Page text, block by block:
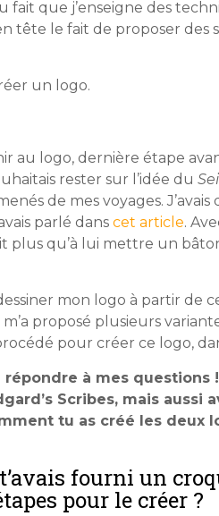
fait que j’enseigne des
tête le fait de proposer des
un logo.
au logo, dernière étape
rester sur l’idée du
de mes voyages.
parlé dans cet article.
plus qu’à lui mettre un
mon logo à partir de
proposé plusieurs
pour créer ce logo,
à mes
Scribes, mais aussi
tu as créé les deux
fourni un
pour le créer ?